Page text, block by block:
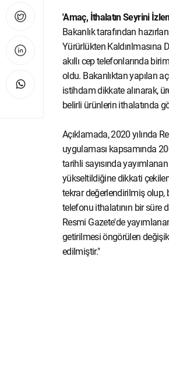
'Amaç, İthalatın Seyrini
Bakanlık tarafından
Yürürlükten Kaldırılmasına
akıllı cep telefonlarında
oldu. Bakanlıktan yapılan
istihdam dikkate alınarak,
belirli ürünlerin ithalatında
Açıklamada, 2020 yılında
uygulaması kapsamında
tarihli sayısında
yükseltildiğine dikkati
tekrar değerlendirilmiş olup,
telefonu ithalatının bir süre
Resmi Gazete'de
getirilmesi öngörülen
edilmiştir."